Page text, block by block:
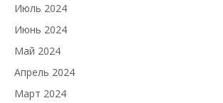
Июль 2024
Июнь 2024
Май 2024
Апрель 2024
Март 2024